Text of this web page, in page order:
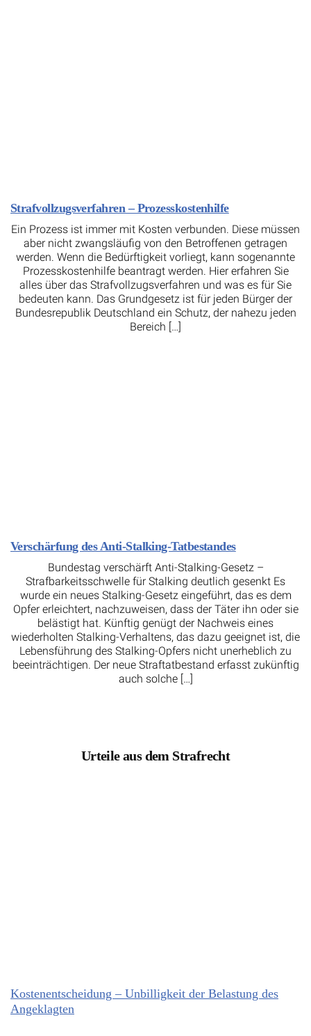
Strafvollzugsverfahren – Prozesskostenhilfe
Ein Prozess ist immer mit Kosten verbunden. Diese müssen
aber nicht zwangsläufig von den Betroffenen getragen
werden. Wenn die Bedürftigkeit vorliegt, kann sogenannte
Prozesskostenhilfe beantragt werden. Hier erfahren Sie
alles über das Strafvollzugsverfahren und was es für Sie
bedeuten kann. Das Grundgesetz ist für jeden Bürger der
Bundesrepublik Deutschland ein Schutz, der nahezu jeden
Bereich […]
Verschärfung des Anti-Stalking-Tatbestandes
Bundestag verschärft Anti-Stalking-Gesetz –
Strafbarkeitsschwelle für Stalking deutlich gesenkt Es
wurde ein neues Stalking-Gesetz eingeführt, das es dem
Opfer erleichtert, nachzuweisen, dass der Täter ihn oder sie
belästigt hat. Künftig genügt der Nachweis eines
wiederholten Stalking-Verhaltens, das dazu geeignet ist, die
Lebensführung des Stalking-Opfers nicht unerheblich zu
beeinträchtigen. Der neue Straftatbestand erfasst zukünftig
auch solche […]
Urteile aus dem Strafrecht
Kostenentscheidung – Unbilligkeit der Belastung des
Angeklagten